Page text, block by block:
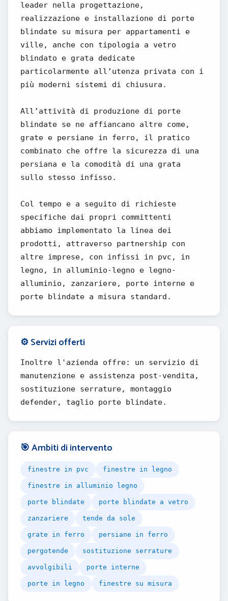
leader nella progettazione,
realizzazione e installazione di porte
blindate su misura per appartamenti e
ville, anche con tipologia a vetro
blindato e grata dedicate
particolarmente all’utenza privata con i
più moderni sistemi di chiusura.
All’attività di produzione di porte
blindate se ne affiancano altre come,
grate e persiane in ferro, il pratico
combinato che offre la sicurezza di una
persiana e la comodità di una grata
sullo stesso infisso.
Col tempo e a seguito di richieste
specifiche dai propri committenti
abbiamo implementato la linea dei
prodotti, attraverso partnership con
altre imprese, con infissi in pvc, in
legno, in alluminio-legno e legno-
alluminio, zanzariere, porte interne e
porte blindate a misura standard.
⚙️ Servizi offerti
Inoltre l'azienda offre: un servizio di
manutenzione e assistenza post-vendita,
sostituzione serrature, montaggio
defender, taglio porte blindate.
🎯 Ambiti di intervento
finestre in pvc finestre in legno
finestre in alluminio legno
porte blindate porte blindate a vetro
zanzariere tende da sole
grate in ferro persiane in ferro
pergotende sostituzione serrature
avvolgibili porte interne
porte in legno finestre su misura